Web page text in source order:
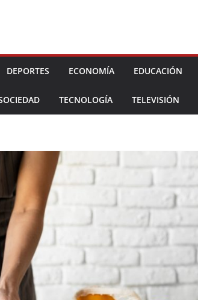
DEPORTES ECONOMÍA EDUCACIÓN
TECNOLOGÍA TELEVISIÓN